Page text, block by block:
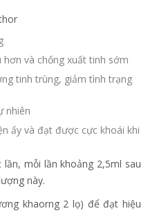
và chống xuất tinh sớm
tinh trùng, giảm tình trạng
nhiên
ấy và đạt được cực khoái khi
mỗi lần khoảng 2,5ml sau
này.
khaorng 2 lọ) để đạt hiệu